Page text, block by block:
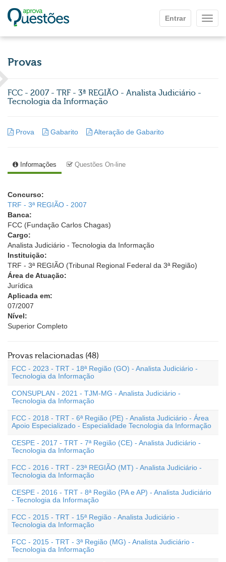
Entrar
Provas
FCC - 2007 - TRF - 3ª REGIÃO - Analista Judiciário -
Tecnologia da Informação
Prova Gabarito Alteração de Gabarito
Informações Questões On-line
Concurso:
TRF - 3ª REGIÃO - 2007
Banca:
FCC (Fundação Carlos Chagas)
Cargo:
Analista Judiciário - Tecnologia da Informação
Instituição:
TRF - 3ª REGIÃO (Tribunal Regional Federal da 3ª Região)
Área de Atuação:
Jurídica
Aplicada em:
07/2007
Nível:
Superior Completo
Provas relacionadas (48)
FCC - 2023 - TRT - 18ª Região (GO) - Analista Judiciário -
Tecnologia da Informação
CONSUPLAN - 2021 - TJM-MG - Analista Judiciário -
Tecnologia da Informação
FCC - 2018 - TRT - 6ª Região (PE) - Analista Judiciário - Área
Apoio Especializado - Especialidade Tecnologia da Informação
CESPE - 2017 - TRT - 7ª Região (CE) - Analista Judiciário -
Tecnologia da Informação
FCC - 2016 - TRT - 23ª REGIÃO (MT) - Analista Judiciário -
Tecnologia da Informação
CESPE - 2016 - TRT - 8ª Região (PA e AP) - Analista Judiciário
- Tecnologia da Informação
FCC - 2015 - TRT - 15ª Região - Analista Judiciário -
Tecnologia da Informação
FCC - 2015 - TRT - 3ª Região (MG) - Analista Judiciário -
Tecnologia da Informação